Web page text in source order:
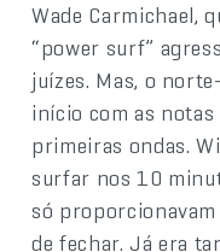
Wade Carmichael,
“power surf”
juízes. Mas, o
início com as notas
primeiras ondas.
surfar nos 10
só
de fechar. Já era